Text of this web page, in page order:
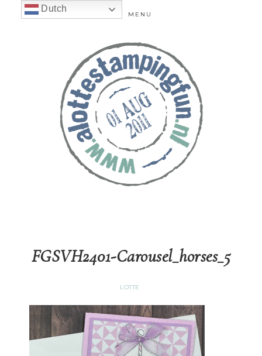
MENU
FGSVH2401-Carousel_horses_5
LOTTE
Dutch